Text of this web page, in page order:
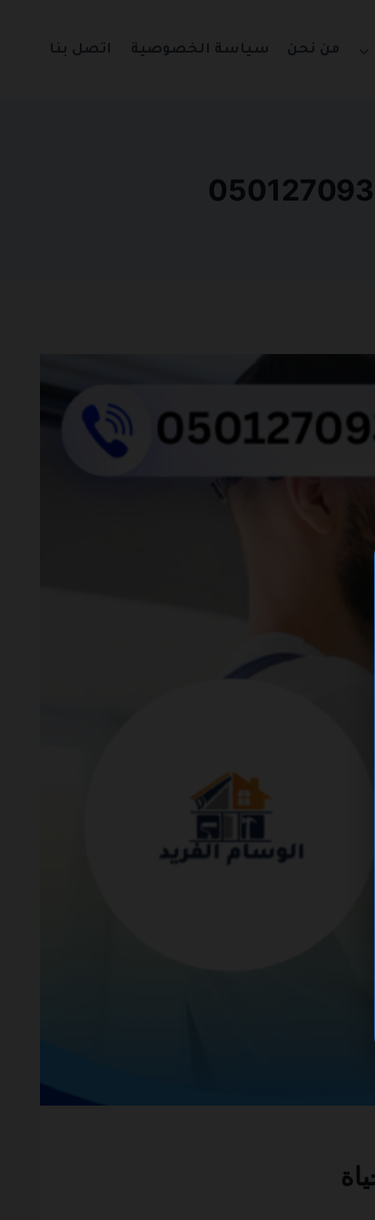
من نحن سياسة الخصوصية اتصل بنا